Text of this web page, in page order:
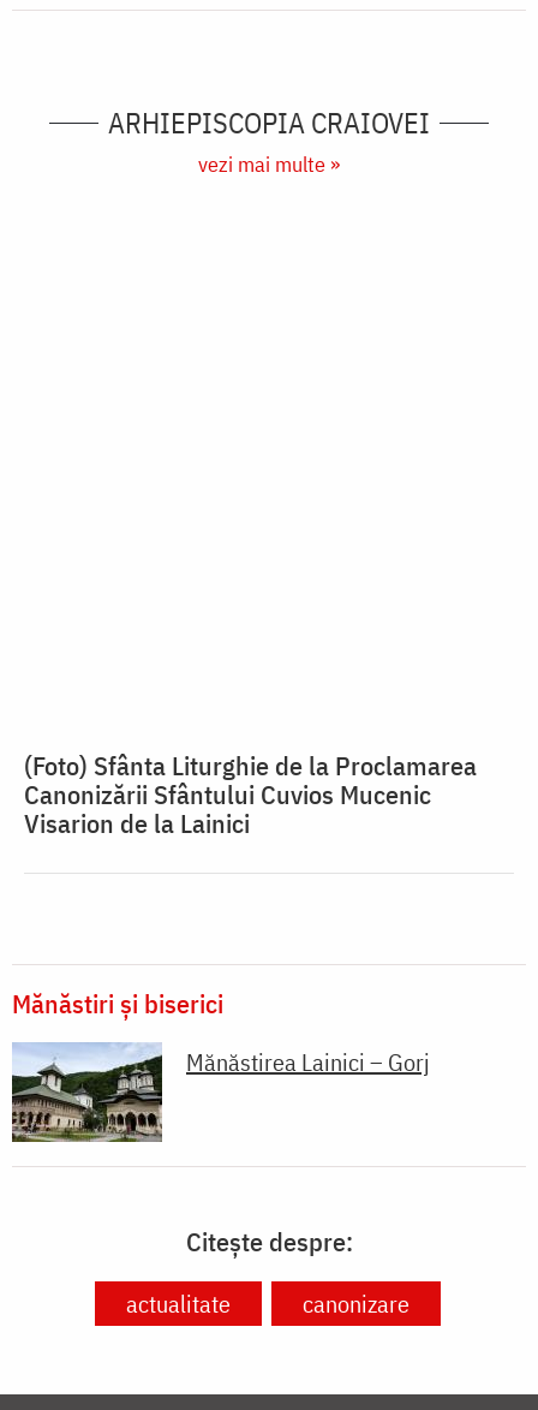
ARHIEPISCOPIA CRAIOVEI
vezi mai multe »
Mănăstiri și biserici
Citește despre:
actualitate
VIAȚA BISERICII